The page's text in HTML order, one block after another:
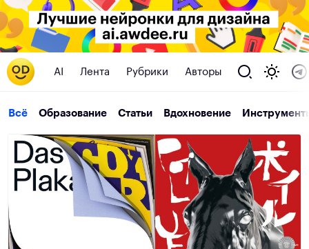
AI Лента Рубрики Авторы
Всё Образование Статьи Вдохновение